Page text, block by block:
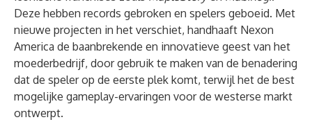
Deze hebben records gebroken en spelers geboeid. Met
nieuwe projecten in het verschiet, handhaaft Nexon
America de baanbrekende en innovatieve geest van het
moederbedrijf, door gebruik te maken van de benadering
dat de speler op de eerste plek komt, terwijl het de best
mogelijke gameplay-ervaringen voor de westerse markt
ontwerpt.